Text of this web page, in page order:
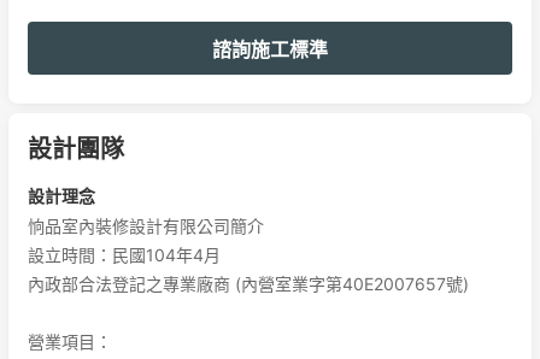
諮詢施工標準
設計團隊
設計理念
恦品室內裝修設計有限公司簡介
設立時間：民國104年4月
內政部合法登記之專業廠商 (內營室業字第40E2007657號)
營業項目：